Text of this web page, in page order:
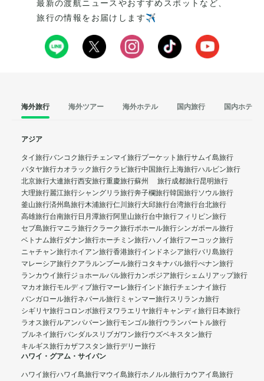
最新の渡航ニュースやおすすめスポットなど、
旅行の情報をお届けします✈️
海外旅行 海外ツアー 海外ホテル 国内旅行 国内ホテル
アジア
タイ旅行バンコク旅行チェンマイ旅行プーケット旅行サムイ島旅行
パタヤ旅行カオラック旅行クラビ旅行中国旅行上海旅行ハルビン旅行
北京旅行大連旅行西安旅行重慶旅行蘇州 旅行成都旅行昆明旅行
大理旅行麗江旅行シャングリラ旅行奔子欄旅行韓国旅行ソウル旅行
釜山旅行済州島旅行木浦旅行仁川旅行大邱旅行台湾旅行台北旅行
高雄旅行台南旅行日月潭旅行阿里山旅行台中旅行フィリピン旅行
セブ島旅行マニラ旅行クラーク旅行ボホール旅行シンガポール旅行
ベトナム旅行ダナン旅行ホーチミン旅行ハノイ旅行フーコック旅行
ニャチャン旅行ホイアン旅行香港旅行インドネシア旅行バリ島旅行
マレーシア旅行クアラルンプール旅行コタキナバル旅行ぺナン旅行
ランカウイ旅行ジョホールバル旅行カンボジア旅行シェムリアップ旅行
マカオ旅行モルディブ旅行マーレ旅行インド旅行チェンナイ旅行
バンガロール旅行ネパール旅行 ミャンマー旅行スリランカ旅行
シギリヤ旅行コロンボ旅行ヌワラエリヤ旅行キャンディ旅行日本旅行
ラオス旅行ルアンパバーン旅行モンゴル旅行ウランバートル旅行
ブルネイ旅行バンダルスリブガワン旅行ウズベキスタン旅行
キルギス旅行カザフスタン旅行デリー旅行
ハワイ・グアム・サイパン
ハワイ旅行ハワイ島旅行マウイ島旅行ホノルル旅行カウアイ島旅行